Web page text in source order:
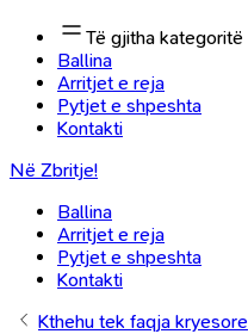
Të gjitha kategoritë
Ballina
Arritjet e reja
Pytjet e shpeshta
Kontakti
Në Zbritje!
Ballina
Arritjet e reja
Pytjet e shpeshta
Kontakti
Kthehu tek faqja kryesore